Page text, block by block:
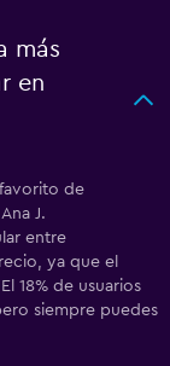
más
en
de
J.
entre
ya que el
18% de usuarios
siempre puedes